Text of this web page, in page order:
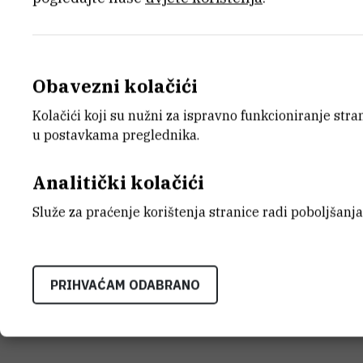
Filip.Bozic@irb.hr
+385 1 457 1316
INTERNI BROJ
Zavod
Obavezni kolačići
Kolačići koji su nužni za ispravno funkcioniranje
u postavkama preglednika.
Analitički kolačići
Služe za praćenje korištenja stranice radi
PRIHVAĆAM ODABRANO